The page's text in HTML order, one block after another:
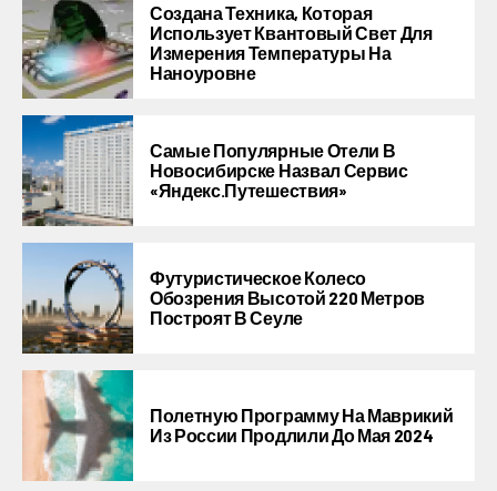
Создана Техника, Которая
Использует Квантовый Свет Для
Измерения Температуры На
Наноуровне
Самые Популярные Отели В
Новосибирске Назвал Сервис
«Яндекс.Путешествия»
Футуристическое Колесо
Обозрения Высотой 220 Метров
Построят В Сеуле
Полетную Программу На Маврикий
Из России Продлили До Мая 2024